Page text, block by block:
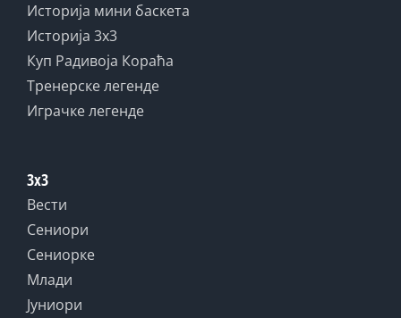
Историја мини баскета
Историја 3x3
Куп Радивоја Кораћа
Тренерске легенде
Играчке легенде
3x3
Вести
Сениори
Сениорке
Млади
Јуниори